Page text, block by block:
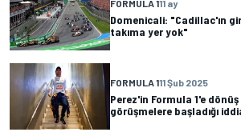
FORMULA 111 ay
Domenicali: "Cadillac'ın
takıma yer yok"
FORMULA 111 Şub 2025
Perez'in Formula 1'e
görüşmelere başladığı